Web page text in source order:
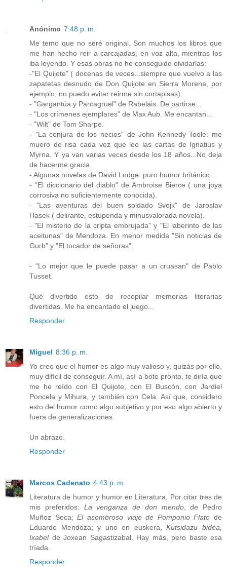
Anónimo 7:48 p. m.
Me temo que no seré original. Son muchos los libros que
me han hecho reir a carcajadas, en voz alta, mientras los
iba leyendo. Y esas obras no he conseguido olvidarlas:
-"El Quijote" ( docenas de veces...siempre que vuelvo a las
zapatetas desnudo de Don Quijote en Sierra Morena, por
ejemplo, no puedo evitar reirme sin cortapisas).
- "Gargantúa y Pantagruel" de Rabelais. De partirse...
- "Los crímenes ejemplares" de Max Aub. Me encantan...
- "Wilt" de Tom Sharpe.
- "La conjura de los necios" de John Kennedy Toole: me
muero de risa cada vez que leo las cartas de Ignatius y
Myrna. Y ya van varias veces desde los 18 años...No deja
de hacerme gracia.
- Algunas novelas de David Lodge: puro humor británico.
- "El diccionario del diablo" de Ambroise Bierce ( una joya
corrosiva no suficientemente conocida).
- "Las aventuras del buen soldado Svejk" de Jaroslav
Hasek ( delirante, estupenda y minusvalorada novela).
- "El misterio de la cripta embrujada" y "El laberinto de las
aceitunas" de Mendoza. En menor medida "Sin noticias de
Gurb" y "El tocador de señoras".
- "Lo mejor que le puede pasar a un cruasan" de Pablo
Tusset.
Qué divertido esto de recopilar memorias literarias
divertidas. Me ha encantado el juego...
Responder
Miguel 8:36 p. m.
Yo creo que el humor es algo muy valioso y, quizás por ello,
muy difícil de conseguir. A mí, así a bote pronto, te diría que
me he reído con El Quijote, con El Buscón, con Jardiel
Poncela y Mihura, y también con Cela. Así que, considero
esto del humor como algo subjetivo y por eso algo abierto y
fuera de generalizaciones.
Un abrazo.
Responder
Marcos Cadenato 4:43 p. m.
Literatura de humor y humor en Literatura. Por citar tres de
mis preferidos: La venganza de don mendo, de Pedro
Muñoz Seca;El asombroso viaje de Pomponio Flato de
Eduardo Mendoza; y uno en euskera,Kutsidazu bidea,
Ixabelde Joxean Sagastizabal. Hay más, pero baste esa
tríada.
Responder